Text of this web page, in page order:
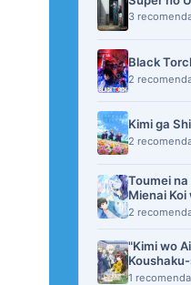
3
Black
2
Kimi ga
2
Toumei na
Mienai Koi
2
"Kimi wo
1